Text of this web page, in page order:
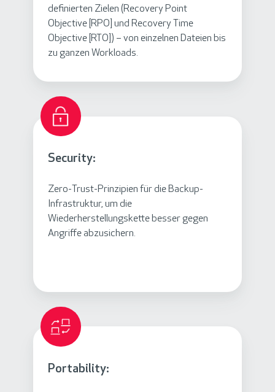
definierten Zielen (Recovery Point
Objective [RPO] und Recovery Time
Objective [RTO]) – von einzelnen Dateien bis
zu ganzen Workloads.
Security:
Zero-Trust-Prinzipien für die Backup-
Infrastruktur, um die
Wiederherstellungskette besser gegen
Angriffe abzusichern.
Portability: